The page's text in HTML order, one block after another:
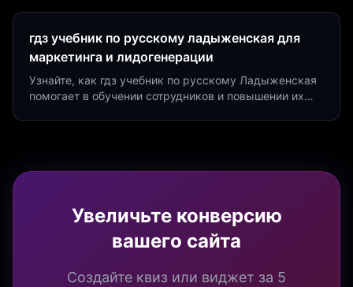
гдз учебник по русскому ладыженская для
маркетинга и лидогенерации
Узнайте, как гдз учебник по русскому Ладыженская
помогает в обучении сотрудников и повышении их
Увеличьте конверсию
вашего сайта
Создайте квиз или виджет за 5